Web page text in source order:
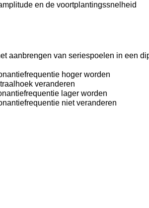
aanbrengen van seriespoelen in een
hoger worden
veranderen
lager worden
niet veranderen
en de voortplantingssnelheid